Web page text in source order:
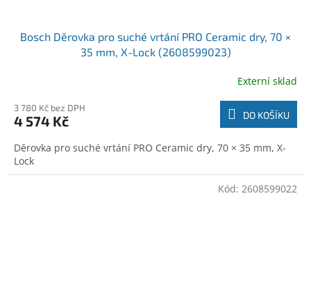
Bosch Děrovka pro suché vrtání PRO Ceramic dry, 70 ×
35 mm, X-Lock (2608599023)
Externí sklad
3 780 Kč bez DPH
4 574 Kč DO KOŠÍKU
Děrovka pro suché vrtání PRO Ceramic dry, 70 × 35 mm, X-
Lock
Kód: 2608599022